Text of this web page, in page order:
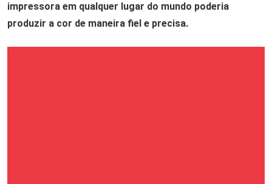
impressora em qualquer lugar do mundo poderia
produzir a cor de maneira fiel e precisa.